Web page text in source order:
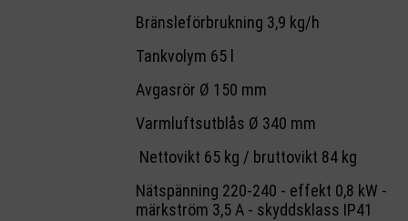
Bränsleförbrukning 3,9 kg/h
Tankvolym 65 l
Avgasrör Ø 150 mm
Varmluftsutblås Ø 340 mm
Nettovikt 65 kg / bruttovikt 84 kg
Nätspänning 220-240 - effekt 0,8 kW -
märkström 3,5 A- skyddsklass IP41